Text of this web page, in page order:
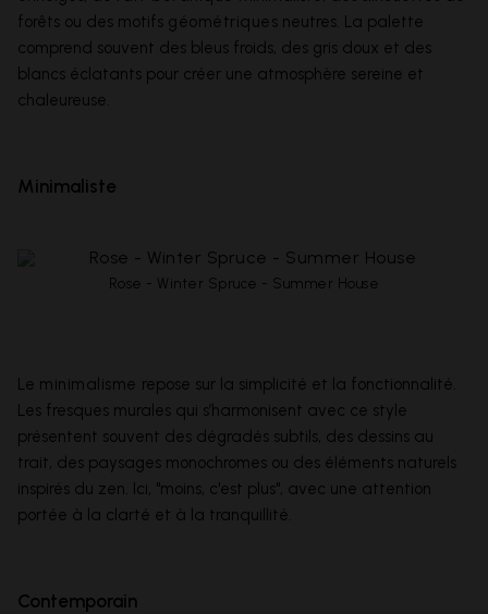
forêts ou des motifs géométriques neutres. La palette
comprend souvent des bleus froids, des gris doux et des
blancs éclatants pour créer une atmosphère sereine et
chaleureuse.
Minimaliste
Rose - Winter Spruce - Summer House
Le minimalisme repose sur la simplicité et la fonctionnalité.
Les fresques murales qui s’harmonisent avec ce style
présentent souvent des dégradés subtils, des dessins au
trait, des paysages monochromes ou des éléments naturels
inspirés du zen. Ici, "moins, c'est plus", avec une attention
portée à la clarté et à la tranquillité.
Contemporain